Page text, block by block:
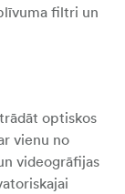
filtri un
optiskos
vienu no
videogrāfijas